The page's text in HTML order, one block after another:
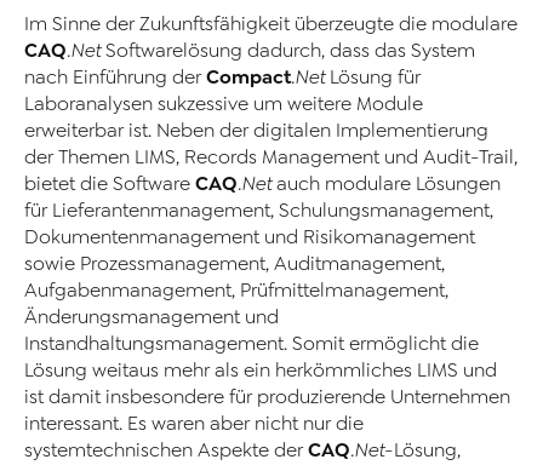
Im Sinne der Zukunftsfähigkeit überzeugte die modulare
CAQ.NetSoftwarelösung dadurch, dass das System
nach Einführung derCompact.NetLösung für
Laboranalysen sukzessive um weitere Module
erweiterbar ist. Neben der digitalen Implementierung
der Themen LIMS, Records Management und Audit-Trail,
bietet die Software CAQ.Netauch modulare Lösungen
für Lieferantenmanagement, Schulungsmanagement,
Dokumentenmanagement und Risikomanagement
sowie Prozessmanagement, Auditmanagement,
Aufgabenmanagement, Prüfmittelmanagement,
Änderungsmanagement und
Instandhaltungsmanagement. Somit ermöglicht die
Lösung weitaus mehr als ein herkömmliches LIMS und
ist damit insbesondere für produzierende Unternehmen
interessant. Es waren aber nicht nur die
systemtechnischen Aspekte derCAQ.Net-Lösung,